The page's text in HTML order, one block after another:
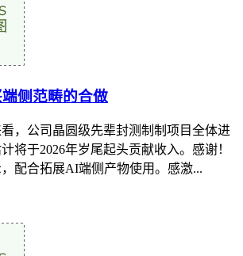
侧范畴的合做
，公司晶圆级先辈封测制制项目全体进
将于2026年岁尾起头贡献收入。感谢！
配合拓展AI端侧产物使用。感激...